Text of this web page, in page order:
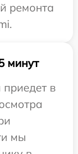
ремонта
минут
в
мы